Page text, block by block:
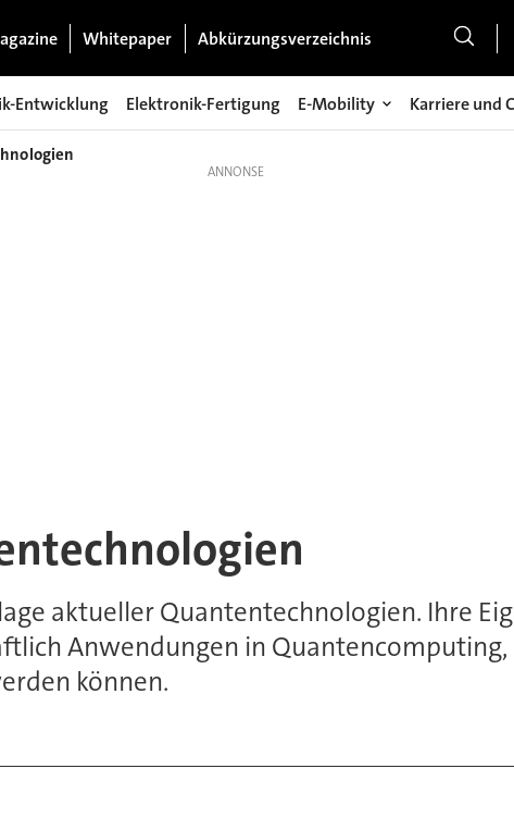
Whitepaper Abkürzungsverzeichnis
Entwicklung Elektronik-Fertigung E-Mobility Karriere und
aktueller Quantentechnologien. Ihre
Anwendungen in
können.